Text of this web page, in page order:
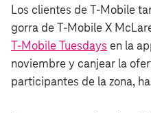
Los clientes de T‑Mobile
gorra de T‑Mobile X
T‑Mobile Tuesdays en la
noviembre y canjear la
participantes de la zona,